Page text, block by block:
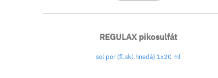
REGULAX pikosulfát
sol por (fľ.skl.hnedá) 1x20 ml